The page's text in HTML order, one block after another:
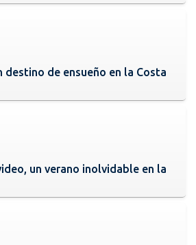
destino de ensueño en la Costa
un verano inolvidable en la